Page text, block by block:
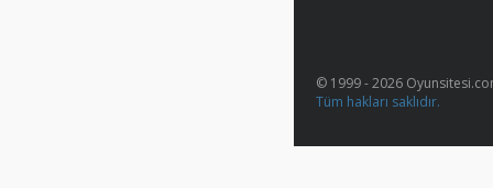
© 1999 - 2026
Tüm hakları saklıdır.